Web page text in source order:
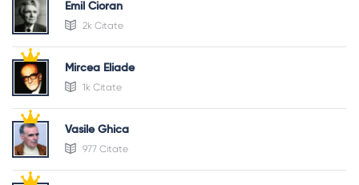
Emil Cioran
2k Citate
Mircea Eliade
1k Citate
Vasile Ghica
977 Citate